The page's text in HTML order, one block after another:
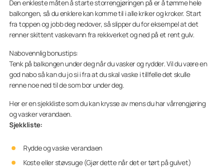
Den enkleste måten å starte storrengjøringen på er å tømme hele
balkongen, så du enklere kan komme til i alle kriker og kroker. Start
fra toppen og jobb deg nedover, så slipper du for eksempel at det
renner skittent vaskevann fra rekkverket og ned på et rent gulv.
Nabovennlig bonustips:
Tenk på balkongen under deg når du vasker og rydder. Vil du være en
god nabo så kan du jo si i fra at du skal vaske i tillfelle det skulle
renne noe ned til de som bor under deg.
Her er en sjekkliste som du kan krysse av mens du har vårrengjøring
og vasker verandaen.
Sjekkliste:
Rydde og vaske verandaen
Koste eller støvsuge (Gjør dette når det er tørt på gulvet)